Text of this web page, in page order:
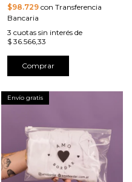
$98.729con Transferencia
Bancaria
3 cuotas sin interés de
$ 36.566,33
Comprar
Envío gratis